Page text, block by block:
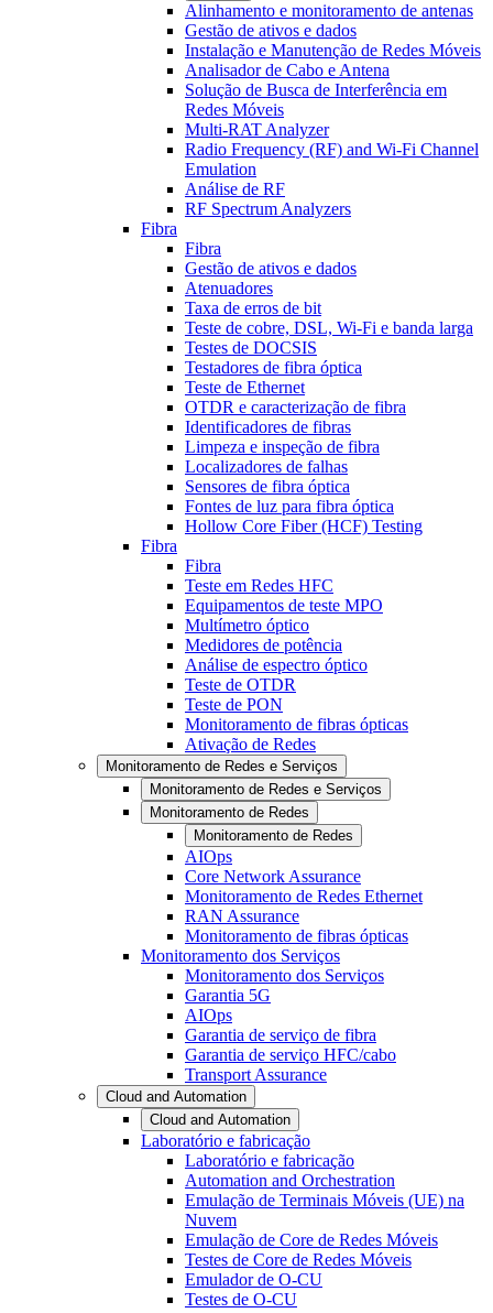
Alinhamento e monitoramento de antenas
Gestão de ativos e dados
Instalação e Manutenção de Redes Móveis
Analisador de Cabo e Antena
Solução de Busca de Interferência em
Redes Móveis
Multi-RAT Analyzer
Radio Frequency (RF) and Wi-Fi Channel
Emulation
Análise de RF
RF Spectrum Analyzers
Fibra
Fibra
Gestão de ativos e dados
Atenuadores
Taxa de erros de bit
Teste de cobre, DSL, Wi-Fi e banda larga
Testes de DOCSIS
Testadores de fibra óptica
Teste de Ethernet
OTDR e caracterização de fibra
Identificadores de fibras
Limpeza e inspeção de fibra
Localizadores de falhas
Sensores de fibra óptica
Fontes de luz para fibra óptica
Hollow Core Fiber (HCF) Testing
Fibra
Fibra
Teste em Redes HFC
Equipamentos de teste MPO
Multímetro óptico
Medidores de potência
Análise de espectro óptico
Teste de OTDR
Teste de PON
Monitoramento de fibras ópticas
Ativação de Redes
Monitoramento de Redes e Serviços
Monitoramento de Redes e Serviços
Monitoramento de Redes
Monitoramento de Redes
AIOps
Core Network Assurance
Monitoramento de Redes Ethernet
RAN Assurance
Monitoramento de fibras ópticas
Monitoramento dos Serviços
Monitoramento dos Serviços
Garantia 5G
AIOps
Garantia de serviço de fibra
Garantia de serviço HFC/cabo
Transport Assurance
Cloud and Automation
Cloud and Automation
Laboratório e fabricação
Laboratório e fabricação
Automation and Orchestration
Emulação de Terminais Móveis (UE) na
Nuvem
Emulação de Core de Redes Móveis
Testes de Core de Redes Móveis
Emulador de O-CU
Testes de O-CU